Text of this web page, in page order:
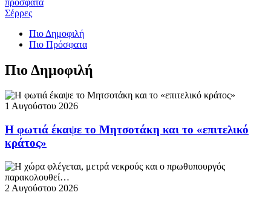
Σέρρες
Πιο Δημοφιλή
Πιο Πρόσφατα
Πιο Δημοφιλή
1 Αυγούστου 2026
Η φωτιά έκαψε το Μητσοτάκη και το «επιτελικό
κράτος»
2 Αυγούστου 2026